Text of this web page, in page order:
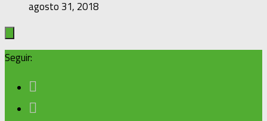
agosto 31, 2018
Seguir: